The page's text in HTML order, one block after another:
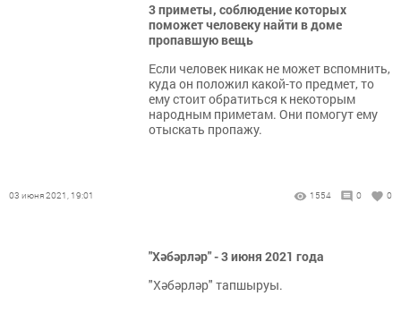
3 приметы, соблюдение которых
поможет человеку найти в доме
пропавшую вещь
Если человек никак не может вспомнить,
куда он положил какой-то предмет, то
ему стоит обратиться к некоторым
народным приметам. Они помогут ему
отыскать пропажу.
03 июня 2021, 19:01 1554 0 0
"Хәбәрләр" - 3 июня 2021 года
"Хәбәрләр" тапшыруы.